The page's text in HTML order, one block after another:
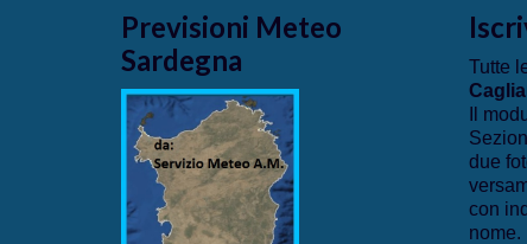
Previsioni Meteo
Sardegna
Tutte
Il
due
con
nome.